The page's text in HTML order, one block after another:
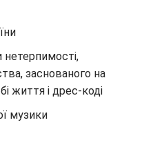
заснованого на
життя і дрес-коді
музики